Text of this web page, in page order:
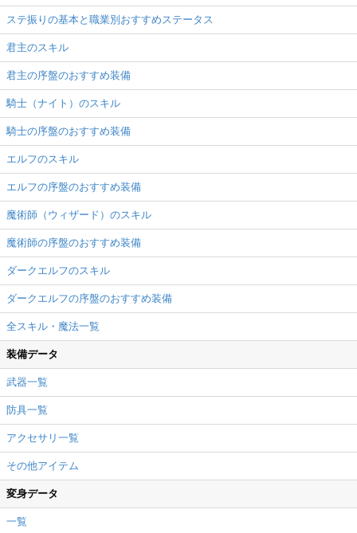
ステ振りの基本と職業別おすすめステータス
君主のスキル
君主の序盤のおすすめ装備
騎士（ナイト）のスキル
騎士の序盤のおすすめ装備
エルフのスキル
エルフの序盤のおすすめ装備
魔術師（ウィザード）のスキル
魔術師の序盤のおすすめ装備
ダークエルフのスキル
ダークエルフの序盤のおすすめ装備
全スキル・魔法一覧
装備データ
武器一覧
防具一覧
アクセサリ一覧
その他アイテム
変身データ
一覧